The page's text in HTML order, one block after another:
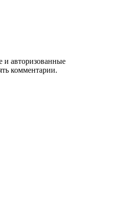
и авторизованные
комментарии.